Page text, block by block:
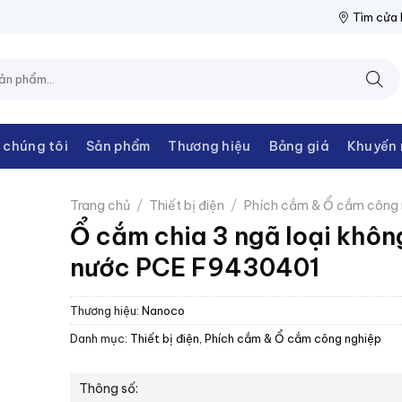
THANH CHÂU NPPTìm cửa
chúng tôi Sản phẩm Thương hiệu Bảng giá Khuyến
Trang chủ / Thiết bị điện / Phích cắm & Ổ cắm công
Ổ cắm chia 3 ngã loại
nước PCE F9430401
Thương hiệu: Nanoco
Danh mục: Thiết bị điện Phích cắm & Ổ cắm công nghiệp
Thông số: